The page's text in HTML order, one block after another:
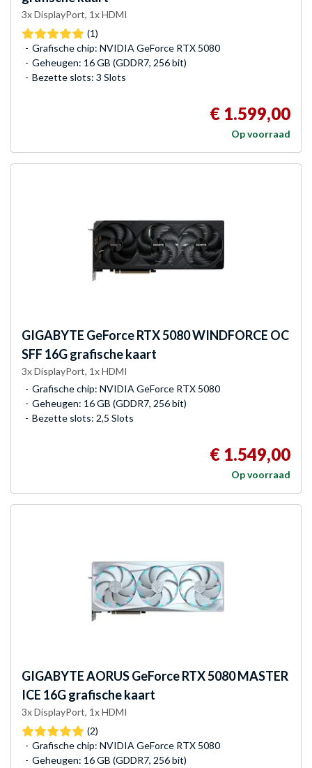
3x DisplayPort, 1x HDMI
(1)
Grafische chip: NVIDIA GeForce RTX 5080
Geheugen: 16 GB (GDDR7, 256 bit)
Bezette slots: 3 Slots
€ 1.599,00
Op voorraad
GIGABYTE GeForce RTX 5080 WINDFORCE OC
SFF 16G grafische kaart
3x DisplayPort, 1x HDMI
Grafische chip: NVIDIA GeForce RTX 5080
Geheugen: 16 GB (GDDR7, 256 bit)
Bezette slots: 2,5 Slots
€ 1.549,00
Op voorraad
GIGABYTEAORUS GeForce RTX 5080 MASTER
ICE 16G grafische kaart
3x DisplayPort, 1x HDMI
(2)
Grafische chip: NVIDIA GeForce RTX 5080
Geheugen: 16 GB (GDDR7, 256 bit)